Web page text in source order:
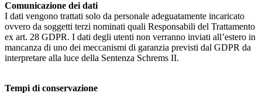
Comunicazione dei dati
I dati vengono trattati solo da personale adeguatamente incaricato
ovvero da soggetti terzi nominati quali Responsabili del Trattamento
ex art. 28 GDPR. I dati degli utenti non verranno inviati all’estero in
mancanza di uno dei meccanismi di garanzia previsti dal GDPR da
interpretare alla luce della Sentenza Schrems II.
Tempi di conservazione